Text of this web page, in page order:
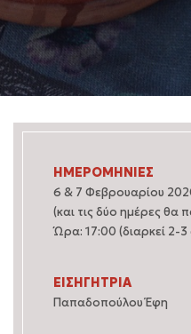
ΗΜΕΡΟΜΗΝΙΕΣ
6 & 7 Φεβρουαρίου
(και τις δύο ημέρες θα
Ώρα: 17:00 (διαρκεί 2-
ΕΙΣΗΓΗΤΡΙΑ
Παπαδοπούλου Έφη